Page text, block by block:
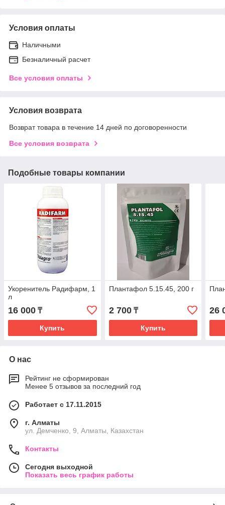
Условия оплаты
Наличными
Безналичный расчет
Все условия оплаты
Условия возврата
Возврат товара в течение 14 дней по договоренности
Все условия возврата
Подобные товары компании
Укоренитель Радифарм, 1
л
16 000 ₸
Купить
Плантафол 5.15.45, 200 г
2 700₸
Купить
26
О нас
Рейтинг не сформирован
Менее 5 отзывов за последний год
Работает с 17.11.2015
г. Алматы
ул. Демченко, 9, Алматы, Казахстан
Контакты
Сегодня выходной
Показать весь график работы